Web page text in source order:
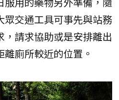
眾交通工具可事先與站務
請求協助或是安排離出
廁所較近的位置。